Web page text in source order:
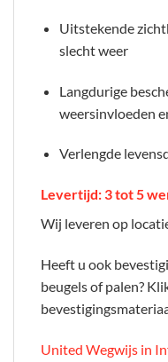
Uitstekende
slecht weer
Langdurige
weersinvloeden
Verlengde
Levertijd: 3 tot 5
Wij leveren op
Heeft u ook
beugels of palen?
United Wegwijs in